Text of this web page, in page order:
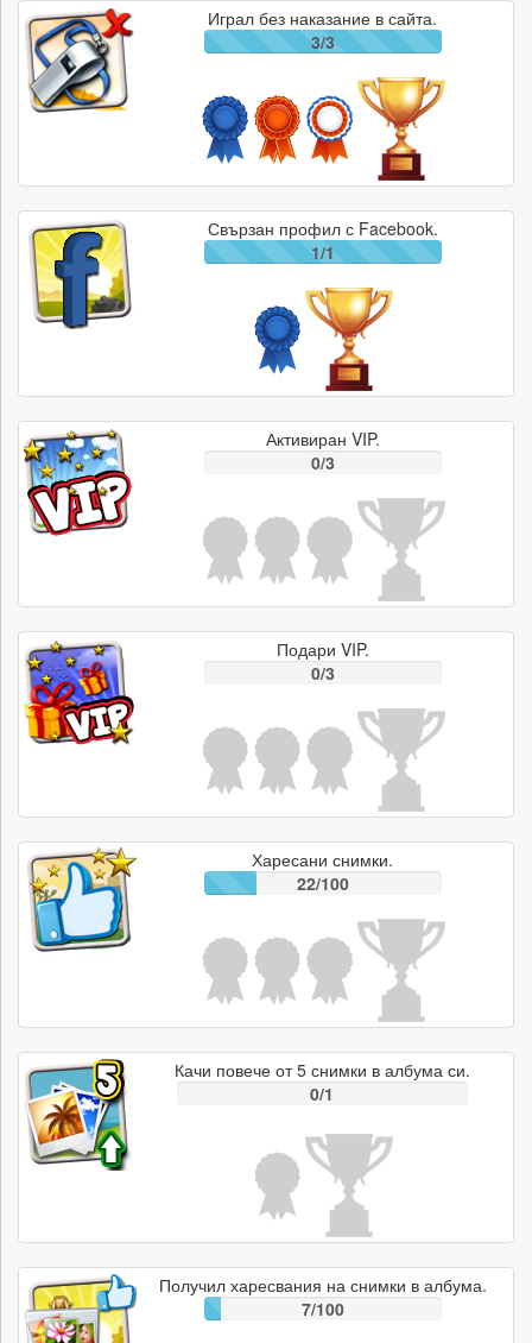
Играл без наказание в сайта.
3/3
Свързан профил с Facebook.
1/1
Активиран VIP.
0/3
Подари VIP.
0/3
Харесани снимки.
22/100
Качи повече от 5 снимки в албума си.
0/1
Получил харесвания на снимки в албума.
7/100